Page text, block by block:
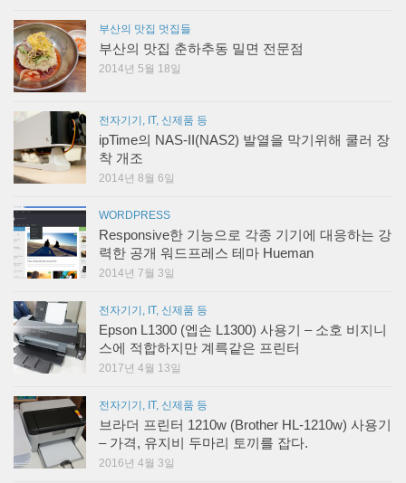
부산의 맛집 멋집들
부산의 맛집 춘하추동 밀면 전문점
2014년 5월 18일
전자기기, IT, 신제품 등
ipTime의 NAS-II(NAS2) 발열을 막기위해 쿨러 장
착 개조
2014년 8월 6일
WORDPRESS
Responsive한 기능으로 각종 기기에 대응하는 강
력한 공개 워드프레스 테마 Hueman
2014년 7월 3일
전자기기, IT, 신제품 등
Epson L1300 (엡손 L1300) 사용기 – 소호 비지니
스에 적합하지만 계륵같은 프린터
2017년 4월 13일
전자기기, IT, 신제품 등
브라더 프린터 1210w (Brother HL-1210w) 사용기
– 가격, 유지비 두마리 토끼를 잡다.
2016년 4월 3일